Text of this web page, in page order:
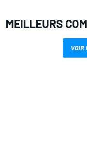
MEILLEURS
VOIR